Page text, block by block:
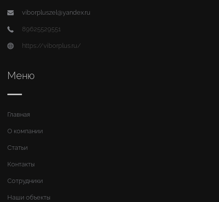
viborpluszel@yandex.ru
89625529551
https://viborplus.ru/
Меню
Главная
О компании
Статьи
Контакты
Сотрудники
Наши объекты